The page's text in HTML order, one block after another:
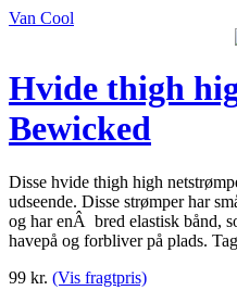
Van Cool
Hvide thigh
Bewicked
Disse hvide thigh high
udseende. Disse strømper har
og har enÂ bred elastisk bånd,
havepå og forbliver på plads.
99 kr. (Vis fragtpris)